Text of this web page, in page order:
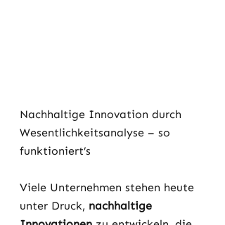
Nachhaltige Innovation durch
Wesentlichkeitsanalyse – so
funktioniert’s
Viele Unternehmen stehen heute
unter Druck, nachhaltige